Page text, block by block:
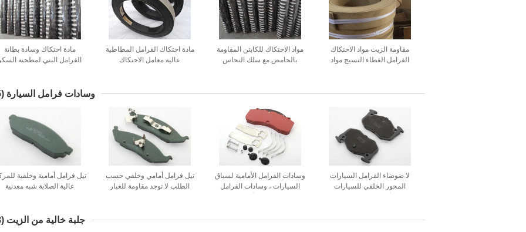
مادة احتكاك وسادة بطانة
الفرامل البني لمطحنة السكر
مادة احتكاك الفرامل المطاطية
عالية معامل الاحتكاك
مواد الاحتكاك للكابتن المقاومة
بالحامض مع سلك النحاس
مقاومة الزيت مواد الاحتكاك
الفرامل الغطاء النسيج مواد
وسادات فرامل السيارة (15)
تيل فرامل أمامية وخلفية
عالية الصلابة شبه معدنية
تيل فرامل أمامي وخلفي حسب
الطلب لا توجد مقاومة للغبار
وسادات الفرامل الأمامية لسباق
السيارات ، وسادات الفرامل
لا ضوضاء الفرامل السيارات
المحور الخلفي للسيارات
جلبة خالية من الزيت (18)